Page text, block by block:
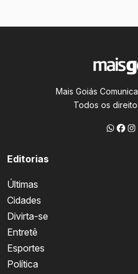
Mais Goiás
Todos os
Editorias
Últimas
Cidades
Divirta-se
Entretê
Esportes
Política